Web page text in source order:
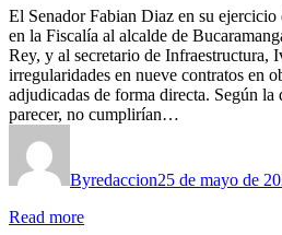
El Senador Fabian Diaz en su
en la Fiscalía al alcalde de
Rey, y al secretario de Infraestructura,
irregularidades en nueve contratos en
adjudicadas de forma directa. Según la
parecer, no cumplirían…
Byredaccion25 de mayo de
Read more